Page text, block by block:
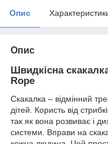
Опис
Опис
Швидкісна
Rope
Скакалка – відмінний
дітей. Користь від
так як вона розвиває і
системи. Вправи на